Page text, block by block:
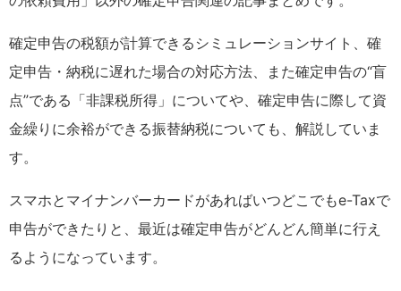
確定申告の税額が計算できるシミュレーションサイト、確
定申告・納税に遅れた場合の対応方法、また確定申告の“盲
点”である「非課税所得」についてや、確定申告に際して資
金繰りに余裕ができる振替納税についても、解説していま
す。
スマホとマイナンバーカードがあればいつどこでもe-Taxで
申告ができたりと、最近は確定申告がどんどん簡単に行え
るようになっています。